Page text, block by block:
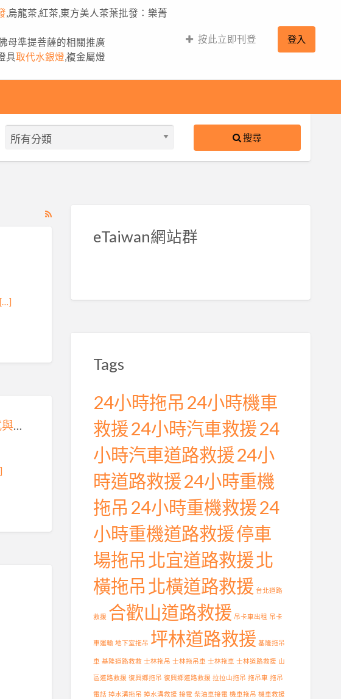
,烏龍茶,紅茶,東方美人茶葉批發：樂菁
母準提菩薩的相關推廣
具取代水銀燈 ,複金屬燈
按此立即刊登 登入
搜尋
RSS
[…]
雲端時代的算力革命：解析三大GPU租用模式與應用情境
eTaiwan網站群
Tags
24小時拖吊 24小時機車
救援24小時汽車救援24
小時汽車道路救援24小
時道路救援24小時重機
拖吊 24小時重機救援24
小時重機道路救援停車
場拖吊 北宜道路救援北
橫拖吊 北橫道路救援 台北道路
救援 合歡山道路救援 吊卡車出租 吊卡
車運輸 地下室拖吊 坪林道路救援 基隆拖吊
車 基隆道路救救 士林拖吊 士林拖吊車 士林拖車 士林道路救援 山
區道路救援 復興鄉拖吊 復興鄉道路救援 拉拉山拖吊 拖吊車 拖吊
電話 掉水溝拖吊 掉水溝救援 接電 柴油車接電 機車拖吊 機車救援